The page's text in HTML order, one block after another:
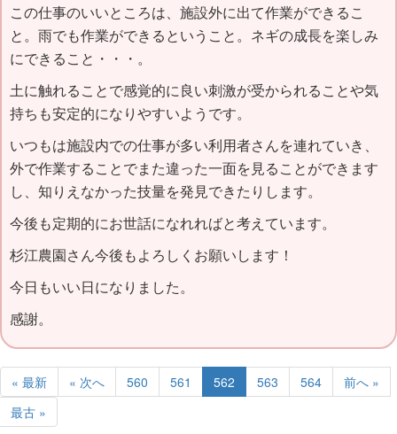
この仕事のいいところは、施設外に出て作業ができるこ
と。雨でも作業ができるということ。ネギの成長を楽しみ
にできること・・・。
土に触れることで感覚的に良い刺激が受かられることや気
持ちも安定的になりやすいようです。
いつもは施設内での仕事が多い利用者さんを連れていき、
外で作業することでまた違った一面を見ることができます
し、知りえなかった技量を発見できたりします。
今後も定期的にお世話になれればと考えています。
杉江農園さん今後もよろしくお願いします！
今日もいい日になりました。
感謝。
« 最新 « 次へ 560 561 562 563 564
前へ »
最古 »